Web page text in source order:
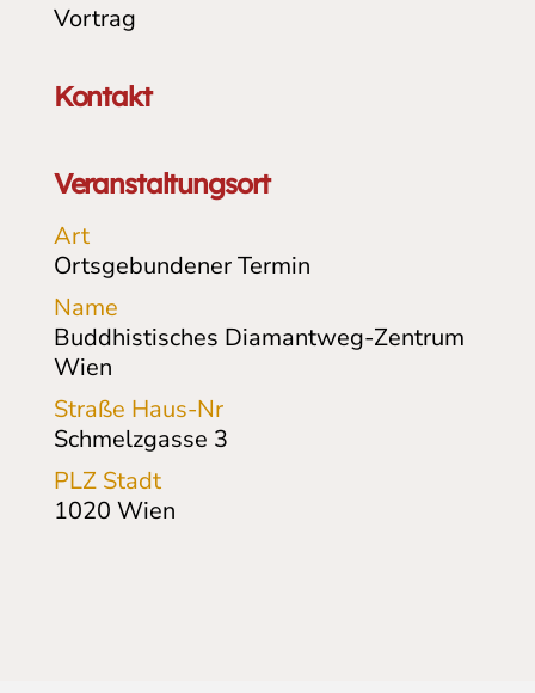
Vortrag
Kontakt
Veranstaltungsort
Art
Ortsgebundener Termin
Name
Buddhistisches Diamantweg-Zentrum
Wien
Straße Haus-Nr
Schmelzgasse 3
PLZ Stadt
1020 Wien